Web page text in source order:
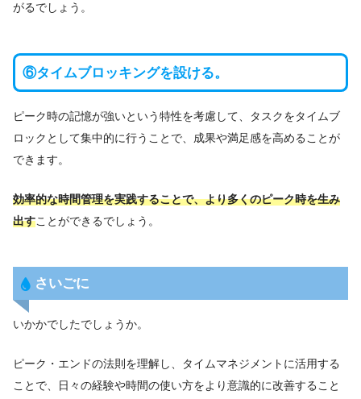
がるでしょう。
⑥タイムブロッキングを設ける。
ピーク時の記憶が強いという特性を考慮して、タスクをタイムブ
ロックとして集中的に行うことで、成果や満足感を高めることが
できます。
効率的な時間管理を実践することで、より多くのピーク時を生み
出すことができるでしょう。
さいごに
いかかでしたでしょうか。
ピーク・エンドの法則を理解し、タイムマネジメントに活用する
ことで、日々の経験や時間の使い方をより意識的に改善すること